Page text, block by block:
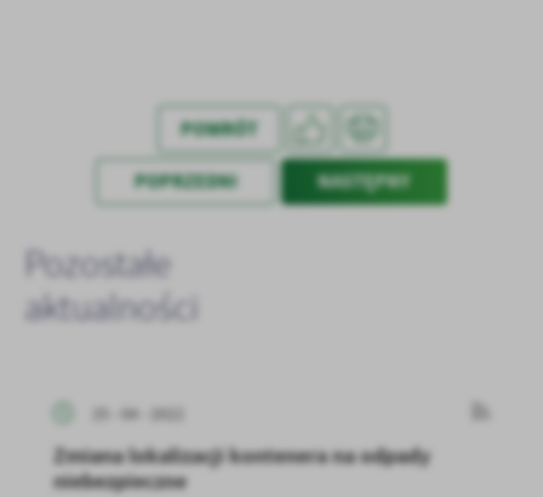
POWRÓT
POPRZEDNI NASTĘPNY
Pozostałe
aktualności
25 - 04 - 2022
Zmiana lokalizacji kontenera na odpady
niebezpieczne